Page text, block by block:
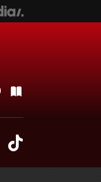
Twitter